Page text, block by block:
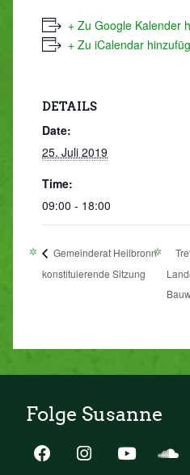
+ Zu Google Kalender
+ Zu iCalendar
DETAILS
Date:
25. Juli 2019
Time:
09:00 - 18:00
Gemeinderat Heilbronn
konstituierende Sitzung
Folge Susanne